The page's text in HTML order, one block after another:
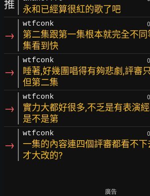
推 永和已經算很紅的歌了吧
→
wtfconk
第二集跟第一集根本就完全不
集看到快
→
wtfconk
睡著,好幾團唱得有夠悲劇,評審
但第二集
→
wtfconk
實力大都好很多,不乏是有表演
是不是第
→
wtfconk
一集的內容連四個評審都看不
才大改的?
廣告